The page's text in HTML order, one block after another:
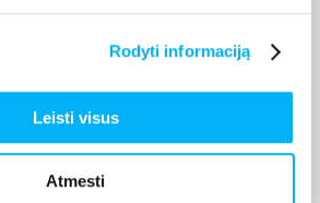
Rodyti informaciją
Leisti visus
Atmesti
Movano
aprašymas
CE“ – 3500 mAh (54 Wh)